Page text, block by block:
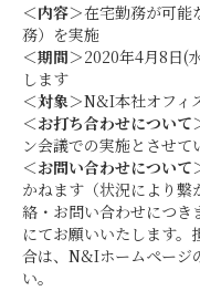
＜内容＞在宅勤務が可能
務）を実施
＜期間＞2020年4月8日(
します
＜対象＞N&I本社オフィ
＜お打ち合わせについて
ン会議での実施とさせて
＜お問い合わせについて
かねます（状況により
絡・お問い合わせにつ
にてお願いいたします
合は、N&Iホームページ
い。